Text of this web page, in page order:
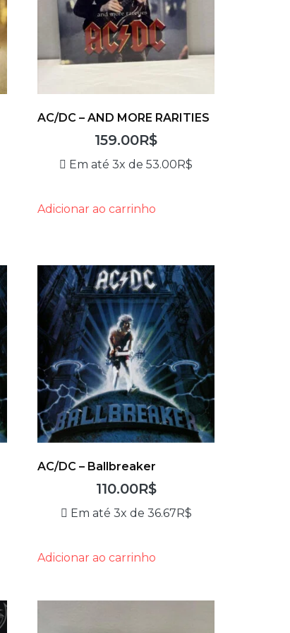
AC/DC – AND MORE RARITIES
159.00R$
Em até 3x de53.00 R$
Adicionar ao carrinho
AC/DC – Ballbreaker
110.00R$
Em até 3x de 36.67 R$
Adicionar ao carrinho